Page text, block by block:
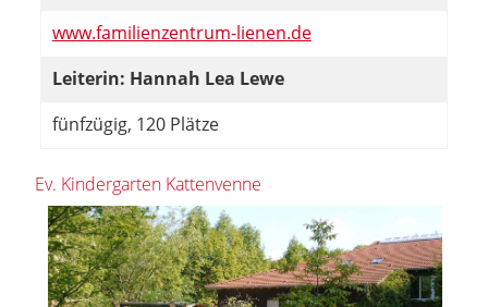
www.familienzentrum-lienen.de
Leiterin: Hannah Lea Lewe
fünfzügig, 120 Plätze
Ev. Kindergarten Kattenvenne